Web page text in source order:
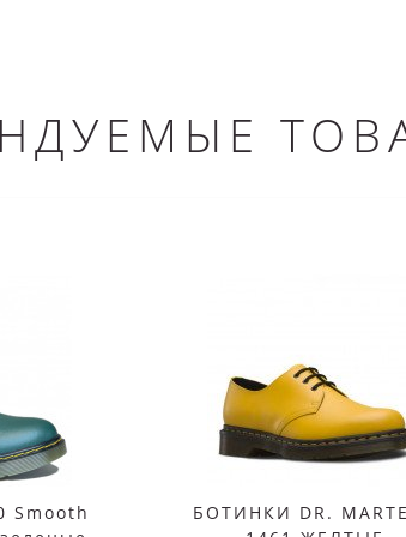
Smooth
БОТИНКИ DR.